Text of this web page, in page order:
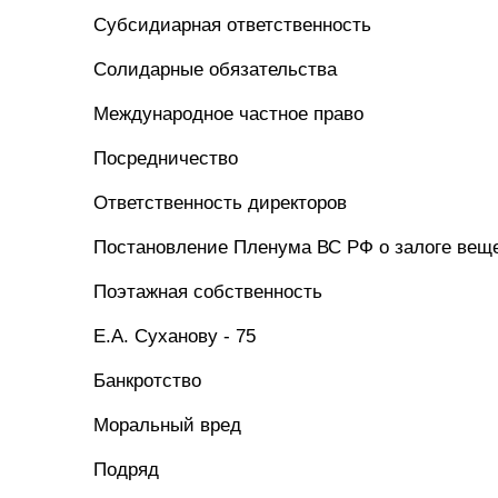
Субсидиарная ответственность
Солидарные обязательства
Международное частное право
Посредничество
Ответственность директоров
Постановление Пленума ВС РФ о залоге
Поэтажная собственность
Е.А. Суханову - 75
Банкротство
Моральный вред
Подряд